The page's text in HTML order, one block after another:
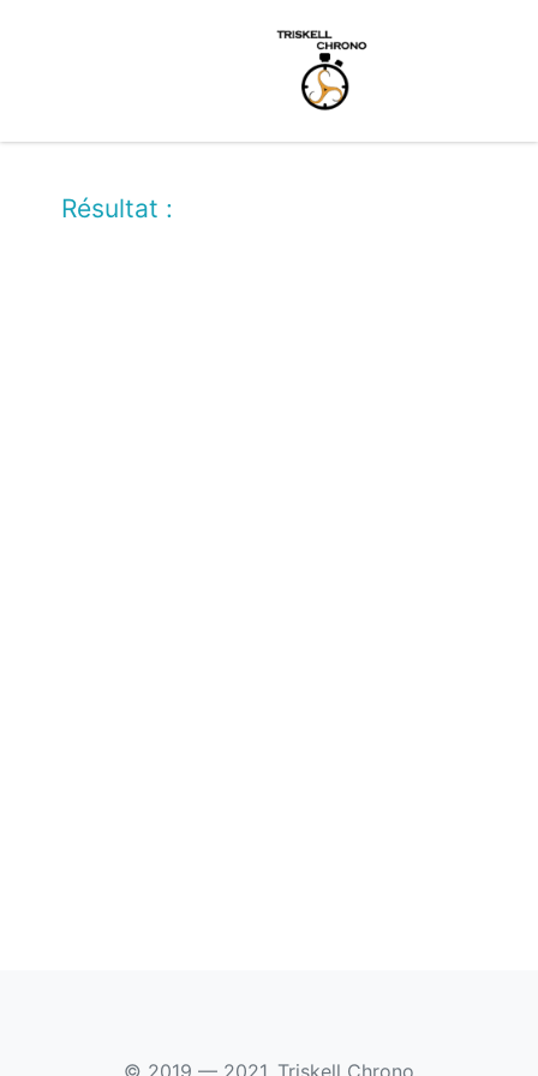
Résultat :
© 2019 — 2021, Triskell Chrono